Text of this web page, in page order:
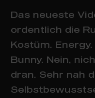
Das neueste
ordentlich die
Kostüm.
Bunny. Nein,
dran. Sehr nah